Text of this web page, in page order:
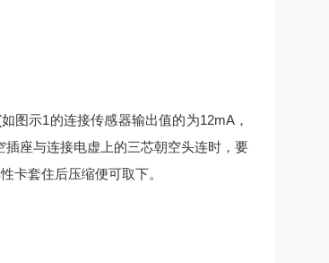
图示1的连接传感器输出值的为12mA，
座与连接电虚上的三芯朝空头连时，要
卡套住后压缩便可取下。